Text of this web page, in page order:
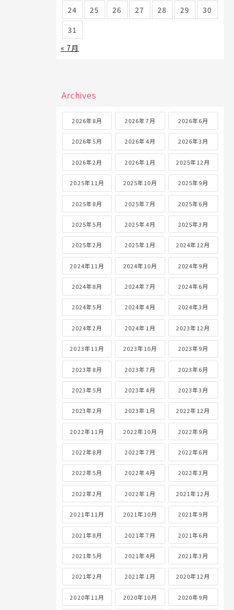
24
25 26 27 28 29
30
31
« 7月
Archives
2026年8月 2026年7月 2026年6月
2026年5月 2026年4月 2026年3月
2026年2月 2026年1月 2025年12月
2025年11月 2025年10月 2025年9月
2025年8月 2025年7月 2025年6月
2025年5月 2025年4月 2025年3月
2025年2月 2025年1月 2024年12月
2024年11月 2024年10月 2024年9月
2024年8月 2024年7月 2024年6月
2024年5月 2024年4月 2024年3月
2024年2月 2024年1月 2023年12月
2023年11月 2023年10月 2023年9月
2023年8月 2023年7月 2023年6月
2023年5月 2023年4月 2023年3月
2023年2月 2023年1月 2022年12月
2022年11月 2022年10月 2022年9月
2022年8月 2022年7月 2022年6月
2022年5月 2022年4月 2022年3月
2022年2月 2022年1月 2021年12月
2021年11月 2021年10月 2021年9月
2021年8月 2021年7月 2021年6月
2021年5月 2021年4月 2021年3月
2021年2月 2021年1月 2020年12月
2020年11月 2020年10月 2020年9月